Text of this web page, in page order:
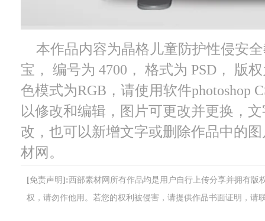
本作品内容为晶格儿童防护性侵安
宝， 编号为 4700， 格式为 PSD， 版
色模式为RGB，请使用软件photoshop
以修改和编辑，图片可更改并更换，
改，也可以新增文字或删除作品中的
材网。
[免责声明]:西部素材网所有作品均是用户自行上传分享并拥有版
权，请勿作他用。若您的权利被侵害，请提供作品书面证明，请